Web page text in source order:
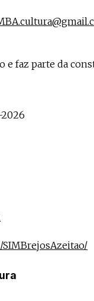
e faz parte da